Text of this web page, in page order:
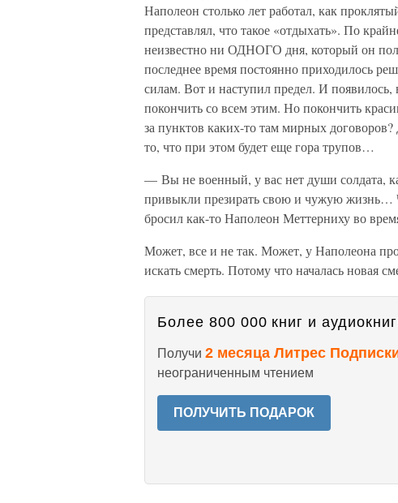
Наполеон столько лет работал, как
представлял, что такое «отдыхать». По
неизвестно ни ОДНОГО дня, который он
последнее время постоянно приходилось
силам. Вот и наступил предел. И
покончить со всем этим. Но покончить
за пунктов каких-то там мирных
то, что при этом будет еще гора трупов…
— Вы не военный, у вас нет души солдата,
привыкли презирать свою и чужую жизнь…
бросил как-то Наполеон Меттерниху во
Может, все и не так. Может, у Наполеона
искать смерть. Потому что началась новая
Более 800 000 книг и
Получи 2 месяца Литрес
неограниченным чтением
ПОЛУЧИТЬ ПОДАРОК